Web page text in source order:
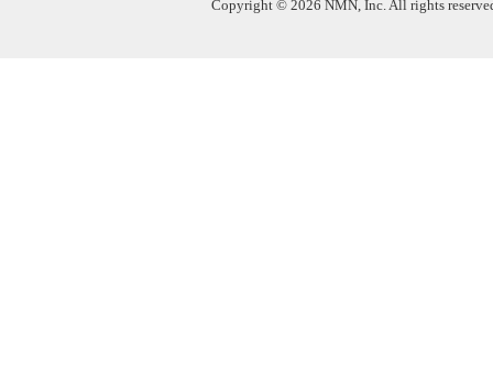
Copyright © 2026 NMN, Inc. All rights